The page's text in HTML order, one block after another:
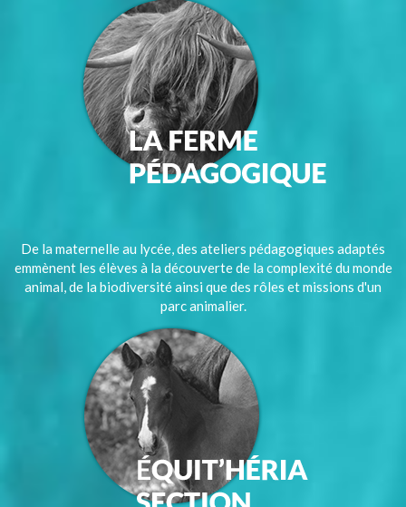
De la maternelle au lycée, des ateliers pédagogiques adaptés
emmènent les élèves à la découverte de la complexité du monde
animal, de la biodiversité ainsi que des rôles et missions d'un
parc animalier.